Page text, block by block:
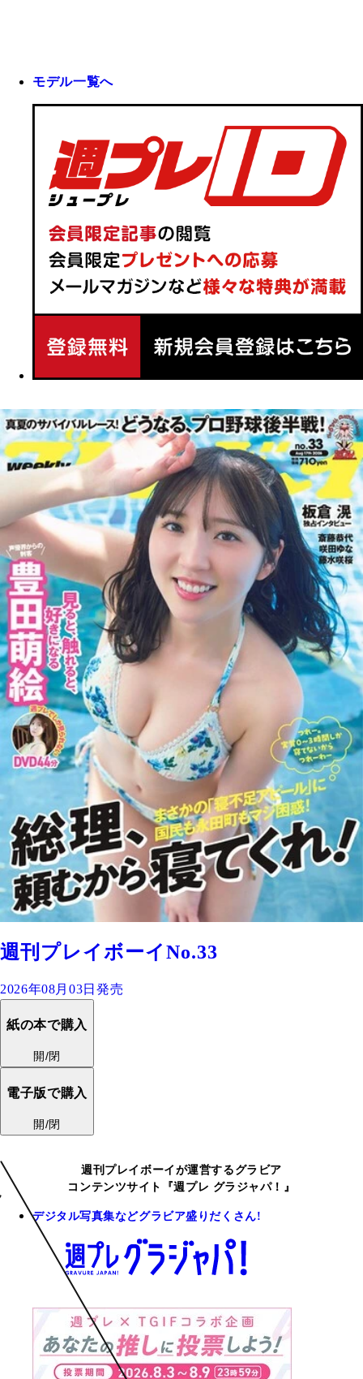
モデル一覧へ
週刊プレイボーイNo.33
2026年08月03日発売
紙の本で購入
開/閉
電子版で購入
開/閉
週刊プレイボーイが運営するグラビア
コンテンツサイト『週プレ グラジャパ！』
デジタル写真集などグラビア盛りだくさん!